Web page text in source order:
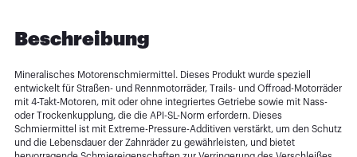
Beschreibung
Mineralisches Motorenschmiermittel. Dieses Produkt wurde speziell
entwickelt für Straßen- und Rennmotorräder, Trails- und Offroad-Motorräder
mit 4-Takt-Motoren, mit oder ohne integriertes Getriebe sowie mit Nass-
oder Trockenkupplung, die die API-SL-Norm erfordern. Dieses
Schmiermittel ist mit Extreme-Pressure-Additiven verstärkt, um den Schutz
und die Lebensdauer der Zahnräder zu gewährleisten, und bietet